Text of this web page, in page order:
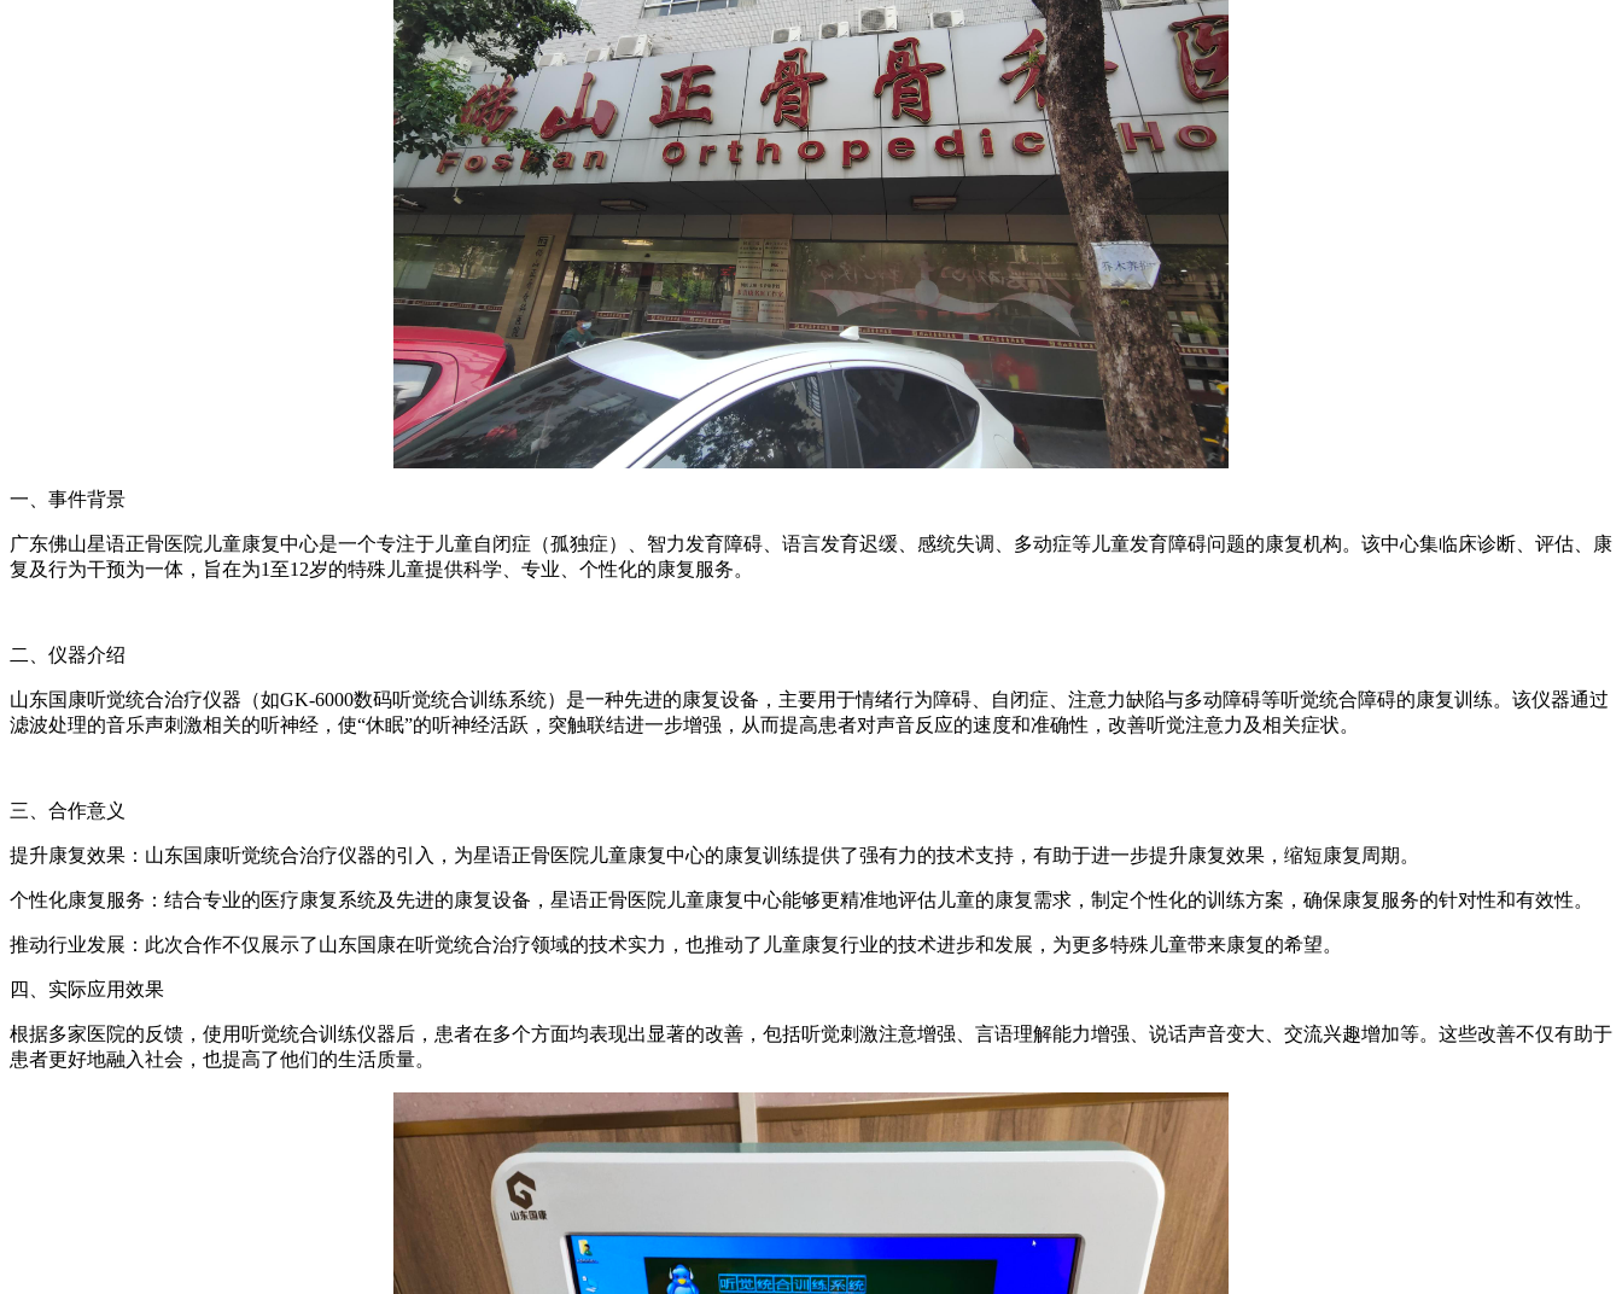
一、事件背景
广东佛山星语正骨医院儿童康复中心是一个专注于儿童自闭症（孤独症）、智力发育障碍、语言发育迟缓、感统失调、多动症等儿童发育障碍问题的康复机构。该中心集临床诊断、评估、康
复及行为干预为一体，旨在为1至12岁的特殊儿童提供科学、专业、个性化的康复服务。
二、仪器介绍
山东国康听觉统合治疗仪器（如GK-6000数码听觉统合训练系统）是一种先进的康复设备，主要用于情绪行为障碍、自闭症、注意力缺陷与多动障碍等听觉统合障碍的康复训练。该仪器通过
滤波处理的音乐声刺激相关的听神经，使“休眠”的听神经活跃，突触联结进一步增强，从而提高患者对声音反应的速度和准确性，改善听觉注意力及相关症状。
三、合作意义
提升康复效果：山东国康听觉统合治疗仪器的引入，为星语正骨医院儿童康复中心的康复训练提供了强有力的技术支持，有助于进一步提升康复效果，缩短康复周期。
个性化康复服务：结合专业的医疗康复系统及先进的康复设备，星语正骨医院儿童康复中心能够更精准地评估儿童的康复需求，制定个性化的训练方案，确保康复服务的针对性和有效性。
推动行业发展：此次合作不仅展示了山东国康在听觉统合治疗领域的技术实力，也推动了儿童康复行业的技术进步和发展，为更多特殊儿童带来康复的希望。
四、实际应用效果
根据多家医院的反馈，使用听觉统合训练仪器后，患者在多个方面均表现出显著的改善，包括听觉刺激注意增强、言语理解能力增强、说话声音变大、交流兴趣增加等。这些改善不仅有助于
患者更好地融入社会，也提高了他们的生活质量。